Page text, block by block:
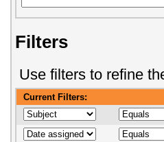
Filters
Use filters to refine
Current Filters: